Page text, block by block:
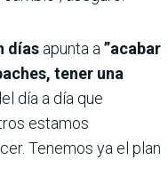
días apunta a”acabar
tener una
día a día que
estamos
Tenemos ya el plan